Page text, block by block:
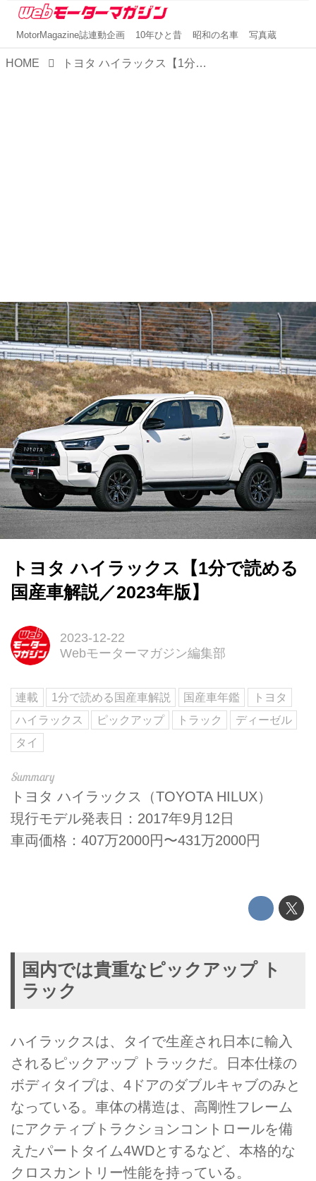
MotorMagazine誌連動企画 10年ひと昔 昭和の名車 写真蔵
HOME トヨタ ハイラックス【1分で読める国産車解説／2023年版】
トヨタ ハイラックス【1分で読める
国産車解説／2023年版】
2023-12-22
Webモーターマガジン編集部
連載 1分で読める国産車解説 国産車年鑑
トヨタ
ハイラックス
ピックアップ トラック
ディーゼル
タイ
トヨタ ハイラックス（TOYOTA HILUX）
現行モデル発表日：2017年9月12日
車両価格：407万2000円〜431万2000円
国内では貴重なピックアップ ト
ラック
ハイラックスは、タイで生産され日本に輸入
されるピックアップ トラックだ。日本仕様の
ボディタイプは、4ドアのダブルキャブのみと
なっている。車体の構造は、高剛性フレーム
にアクティブトラクションコントロールを備
えたパートタイム4WDとするなど、本格的な
クロスカントリー性能を持っている。